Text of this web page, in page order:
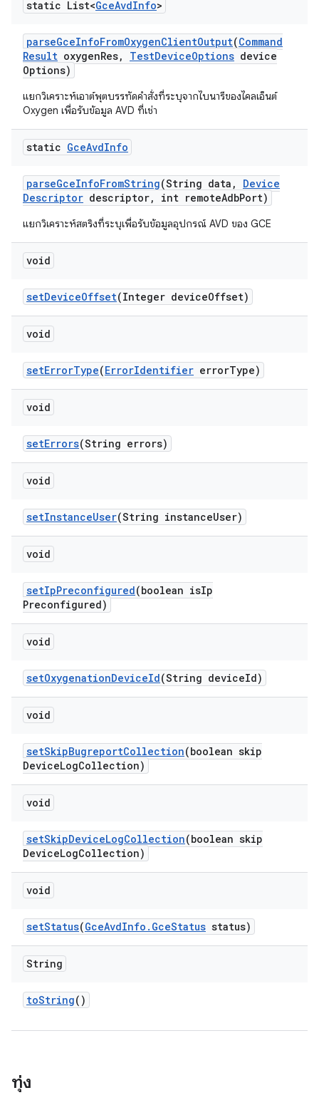
static List<GceAvdInfo>
parseGceInfoFromOxygenClientOutput(Command
Result oxygenRes, TestDeviceOptions device
Options)
แยกวิเคราะห์เอาต์พุตบรรทัดคำสั่งที่ระบุจากไบนารีของไคลเอ็นต์
Oxygen เพื่อรับข้อมูล AVD ที่เช่า
static GceAvdInfo
parseGceInfoFromString(String data ,
Device
Descriptor descriptor, int remoteAdbPort)
แยกวิเคราะห์สตริงที่ระบุเพื่อรับข้อมูลอุปกรณ์ AVD ของ GCE
void
setDeviceOffset(Integer deviceOffset)
void
setErrorType(ErrorIdentifier errorType)
void
setErrors(String errors)
void
setInstanceUser(String instanceUser)
void
setIpPreconfigured(boolean isIp
Preconfigured)
void
setOxygenationDeviceId(String deviceId)
void
setSkipBugreportCollection(boolean skip
DeviceLogCollection)
void
setSkipDeviceLogCollection(boolean skip
DeviceLogCollection)
void
setStatus(GceAvdInfo . GceStatus status)
String
toString()
ทุ่ง